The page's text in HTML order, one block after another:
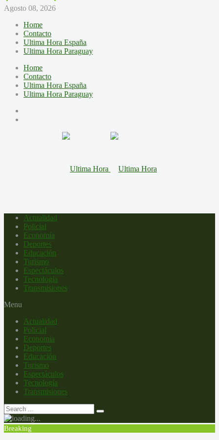
Agosto 08, 2026
Home
Contacto
Ultima Hora España
Ultima Hora Paraguay
Home
Contacto
Ultima Hora España
Ultima Hora Paraguay
Actualidad
Policial
Economía
Deportes
Educación
Turismo
Espectáculos
Tecnología
Transmisiones
Menu
Actualidad
Policial
Economía
Deportes
Educación
Turismo
Espectáculos
Tecnología
Transmisiones
Breaking